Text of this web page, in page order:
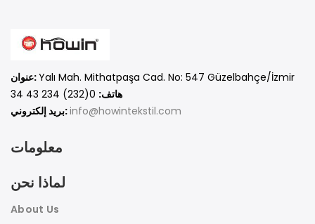
عنوان:Yalı Mah. Mithatpaşa Cad. No: 547 Güzelbahçe/İzmir
هاتف:
بريد إلكتروني:info@howintekstil.com
معلومات
لماذا نحن
About Us